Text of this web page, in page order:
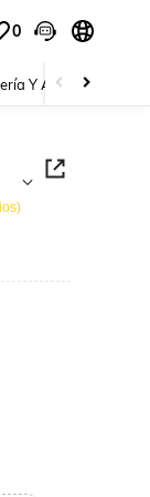
0
Y Accesorios